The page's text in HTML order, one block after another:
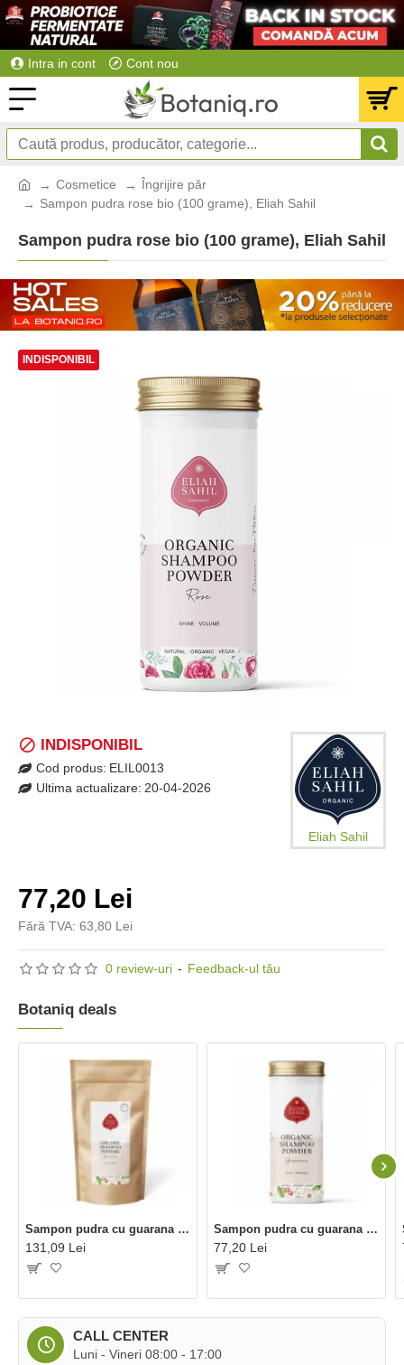
Intra in cont Cont nou
Cosmetice
Îngrijire păr
Sampon pudra rose bio (100 grame), Eliah Sahil
Sampon pudra rose bio (100 grame), Eliah Sahil
INDISPONIBIL
0 review-uri - Feedback-ul tău
77,20 Lei
Fără TVA: 63,80 Lei
INDISPONIBIL
Cod produs: ELIL0013
Ultima actualizare: 20-04-2026
Eliah Sahil
CALL CENTER
Luni - Vineri 08:00 - 17:00
Botaniq deals
Sampon pudra cu guarana bio refill (250 grame), Eliah Sahil
131,09 Lei
Sampon pudra cu guarana bio (100 grame), Eliah Sahil
77,20 Lei